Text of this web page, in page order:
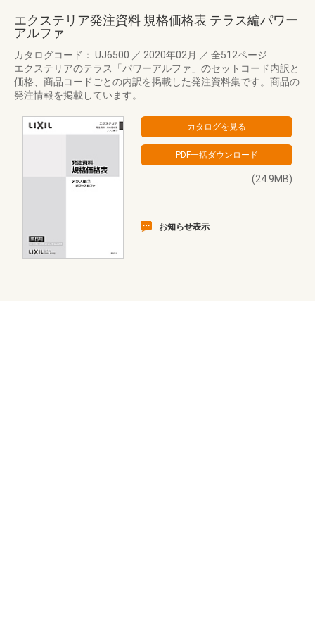
エクステリア発注資料 規格価格表 テラス編パワー
アルファ
カタログコード： UJ6500 ／ 2020年02月 ／ 全512ページ
エクステリアのテラス「パワーアルファ」のセットコード内訳と
価格、商品コードごとの内訳を掲載した発注資料集です。商品の
発注情報を掲載しています。
(24.9MB)
お知らせ表示